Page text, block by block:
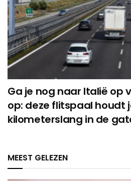
Ga je nog naar Italië op
op: deze flitspaal houdt
kilometerslang in de
MEEST GELEZEN